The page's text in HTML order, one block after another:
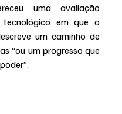
uma avaliação
em que o
um caminho de
“ou um progresso que